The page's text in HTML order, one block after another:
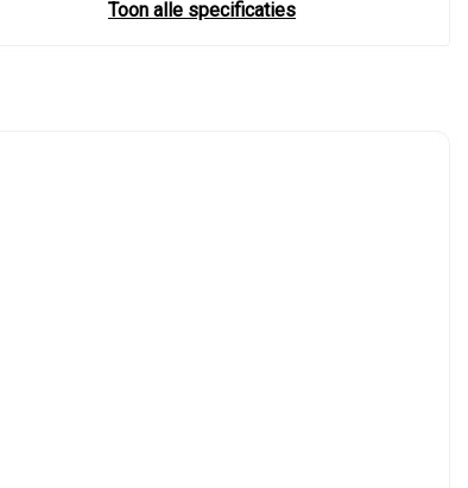
Toon alle specificaties